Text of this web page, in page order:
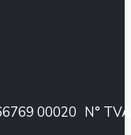
00020 N°